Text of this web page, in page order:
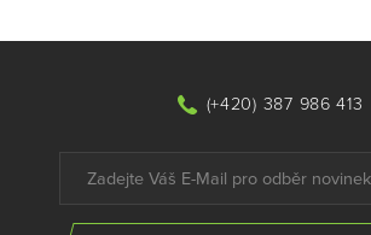
(+420) 387 986 413